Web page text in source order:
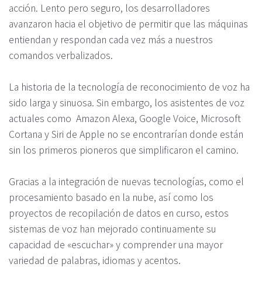
acción. Lento pero seguro, los desarrolladores
avanzaron hacia el objetivo de permitir que las máquinas
entiendan y respondan cada vez más a nuestros
comandos verbalizados.
La historia de la tecnología de reconocimiento de voz ha
sido larga y sinuosa. Sin embargo, los asistentes de voz
actuales como Amazon Alexa, Google Voice, Microsoft
Cortana y Siri de Apple no se encontrarían donde están
sin los primeros pioneros que simplificaron el camino.
Gracias a la integración de nuevas tecnologías, como el
procesamiento basado en la nube, así como los
proyectos de recopilación de datos en curso, estos
sistemas de voz han mejorado continuamente su
capacidad de «escuchar» y comprender una mayor
variedad de palabras, idiomas y acentos.